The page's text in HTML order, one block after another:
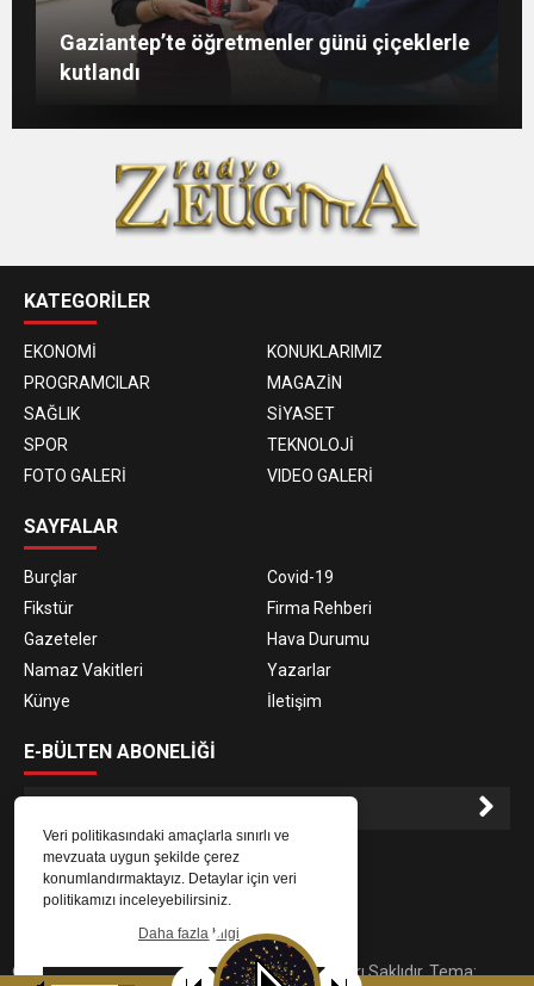
Veri politikasındaki amaçlarla sınırlı ve
mevzuata uygun şekilde çerez
konumlandırmaktayız. Detaylar için veri
politikamızı inceleyebilirsiniz.
Daha fazla bilgi
Konukoğlu: Türkiye ekonomisine 11 farklı
sektörde değer katıyoruz
Gaziantep’te öğretmenler günü çiçeklerle
kutlandı
GAÜN’de gri kod tatbikatı gerçeği
Şahin: “İstikbalimizi şekillendirecek olan
sizlersiniz”
KATEGORİLER
EKONOMİ
KONUKLARIMIZ
PROGRAMCILAR
MAGAZİN
SAĞLIK
SİYASET
SPOR
TEKNOLOJİ
FOTO GALERİ
VIDEO GALERİ
SAYFALAR
Burçlar
Covid-19
Fikstür
Firma Rehberi
Gazeteler
Hava Durumu
Namaz Vakitleri
Yazarlar
Künye
İletişim
E-BÜLTEN ABONELİĞİ
E-Bülten aboneliği ile haberlere daha hızlı erişin.
© 2023Gaziantep Radyo Zeugma. Tüm Hakları Saklıdır. Tema: